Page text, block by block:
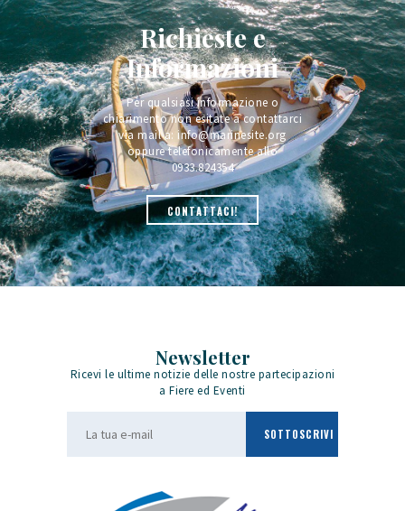
Richieste e
Informazioni
Per qualsiasi informazione o
chiarimento non esitate a contattarci
via mail a: info@marinesite.org
oppure telefonicamente allo
0933.824354
CONTATTACI!
Newsletter
Ricevi le ultime notizie delle nostre partecipazioni
a Fiere ed Eventi